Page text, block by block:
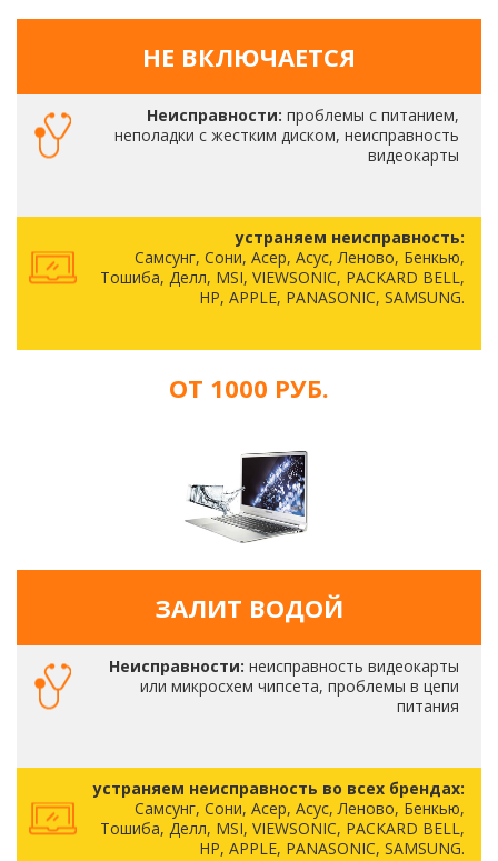
НЕ ВКЛЮЧАЕТСЯ
Неисправности: проблемы с питанием,
неполадки с жестким диском, неисправность
видеокарты
устраняем неисправность:
Самсунг, Сони, Асер, Асус, Леново, Бенкью,
Тошиба, Делл, MSI, VIEWSONIC, PACKARD BELL,
HP, APPLE, PANASONIC, SAMSUNG.
ОТ 1000 РУБ.
ЗАЛИТ ВОДОЙ
Неисправности: неисправность видеокарты
или микросхем чипсета, проблемы в цепи
питания
устраняем неисправность во всех брендах:
Самсунг, Сони, Асер, Асус, Леново, Бенкью,
Тошиба, Делл, MSI, VIEWSONIC, PACKARD BELL,
HP, APPLE, PANASONIC, SAMSUNG.